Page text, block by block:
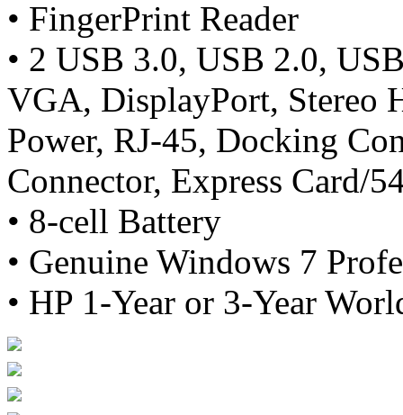
• FingerPrint Reader
• 2 USB 3.0, USB 2.0,
VGA, DisplayPort, Stereo
Power, RJ-45, Docking
Connector, Express Card/
• 8-cell Battery
• Genuine Windows 7
• HP 1-Year or 3-Year